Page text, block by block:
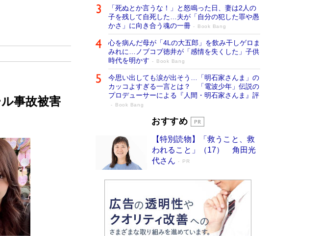
事故被害
「死ぬとか言うな！」と怒鳴った日、妻は2人の
子を残して自死した…夫が「自分の犯した罪や愚
かさ」に向き合う魂の一冊
Book Bang
心を病んだ母が「4Lの大五郎」を飲み干しゲロま
みれに…ノブコブ徳井が「感情を失くした」子供
時代を明かす
Book Bang
今思い出しても涙が出そう…「明石家さんま」の
カッコよすぎる一言とは？ 「電波少年」伝説の
プロデューサーによる『人間・明石家さんま』評
Book Bang
「宇宙兄弟」最終46巻がベストセラー1
物語に幕 特装版には「宇宙で描かれたマ
ンガ」も収録
Book Bang
美輪明宏 晩年の回答を集めた『ほほえんで生き
「『火垂るの墓』は、大嘘である」原作者が抱き
続けた“自責の念”とは…「自己憐憫は描きたくな
い」監督が徹底的にこだわったこと（後編） #
戦争の記憶
Book Bang
おすすめ
【特別読物】「救うこと、救
われること」（17） 角田光
代さん
PR